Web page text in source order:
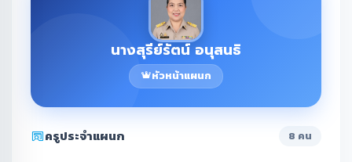
นางสุรีย์รัตน์ อนุสนธิ
หัวหน้าแผนก
ครูประจำแผนก 8 คน